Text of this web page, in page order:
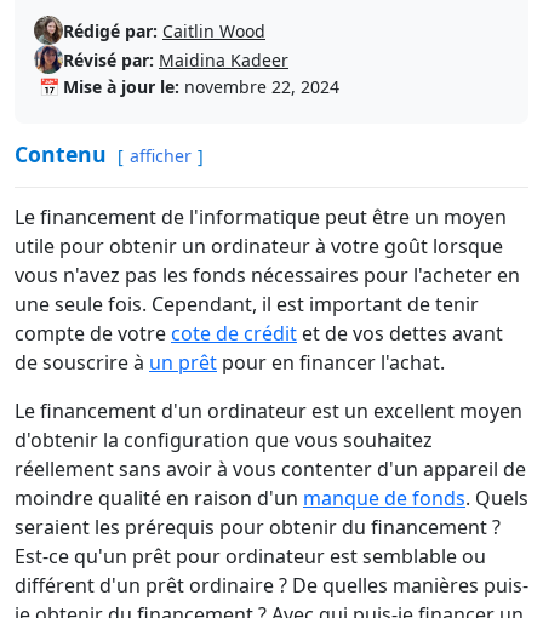
Rédigé par: Caitlin Wood
Révisé par: Maidina Kadeer
📅 Mise à jour le: novembre 22, 2024
Contenu afficher
Le financement de l'informatique peut être un moyen
utile pour obtenir un ordinateur à votre goût lorsque
vous n'avez pas les fonds nécessaires pour l'acheter en
une seule fois. Cependant, il est important de tenir
compte de votrecote de crédit et de vos dettes avant
de souscrire à un prêt pour en financer l'achat.
Le financement d'un ordinateur est un excellent moyen
d'obtenir la configuration que vous souhaitez
réellement sans avoir à vous contenter d'un appareil de
moindre qualité en raison d'un manque de fonds. Quels
seraient les prérequis pour obtenir du financement ?
Est-ce qu'un prêt pour ordinateur est semblable ou
différent d'un prêt ordinaire ? De quelles manières puis-